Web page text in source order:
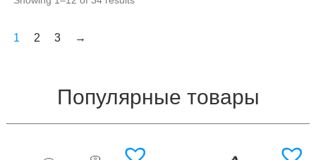
1 2 3 →
Популярные товары